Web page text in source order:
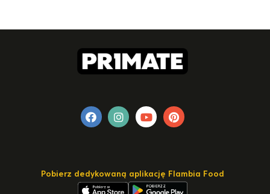
Pobierz dedykowaną aplikację Flambia Food